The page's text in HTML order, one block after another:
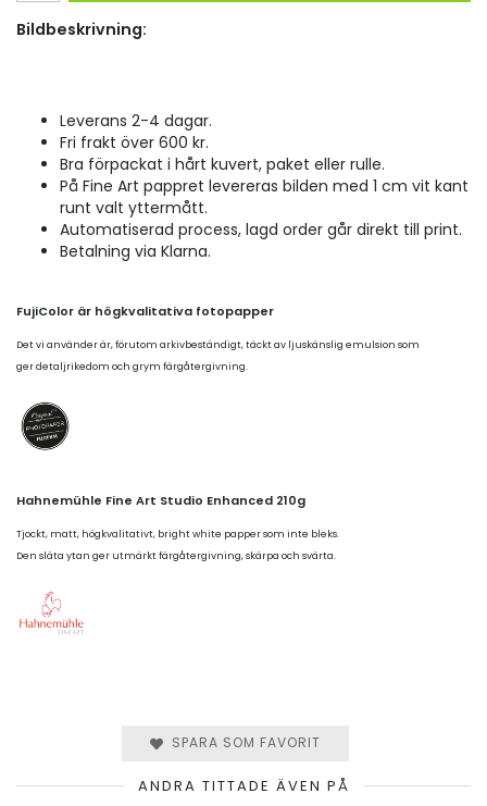
Bildbeskrivning:
Leverans 2-4 dagar.
Fri frakt över 600 kr.
Bra förpackat i hårt kuvert, paket eller rulle.
På Fine Art pappret levereras bilden med 1 cm vit kant
runt valt yttermått.
Automatiserad process, lagd order går direkt till print.
Betalning via Klarna.
FujiColor är högkvalitativa fotopapper
Det vi använder är, förutom arkivbeständigt, täckt av ljuskänslig emulsion som
ger detaljrikedom och grym färgåtergivning.
Hahnemühle Fine Art Studio Enhanced 210g
Tjockt, matt, högkvalitativt, bright white papper som inte bleks.
Den släta ytan ger utmärkt färgåtergivning, skärpa och svärta.
SPARA SOM FAVORIT
ANDRA TITTADE ÄVEN PÅ